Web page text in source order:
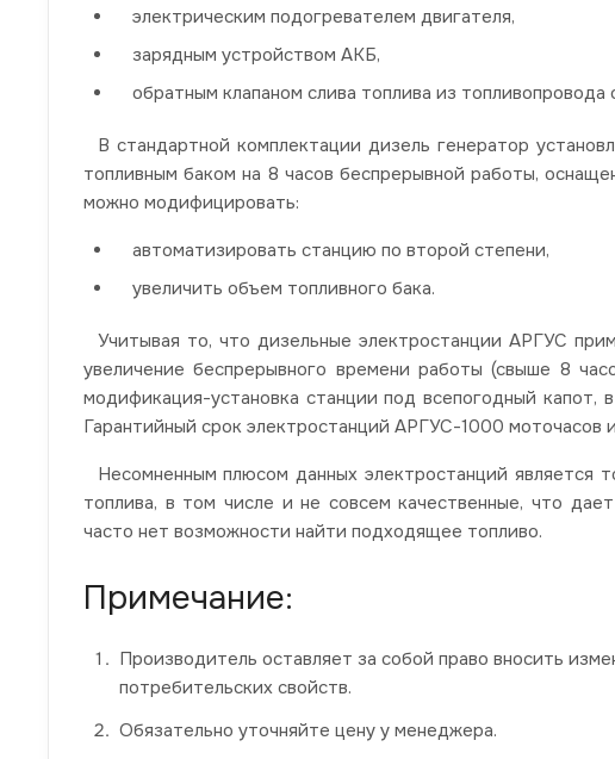
электрическим подогревателем двигателя,
зарядным устройством АКБ,
обратным клапаном слива топлива из
В стандартной комплектации дизель генератор
топливным баком на 8 часов беспрерывной работы,
можно модифицировать:
автоматизировать станцию по второй степени,
увеличить объем топливного бака.
Учитывая то, что дизельные электростанции АРГУС
увеличение беспрерывного времени работы (свыше 8
модификация-установка станции под всепогодный капот,
Гарантийный срок электростанций АРГУС-1000 моточасов
Несомненным плюсом данных электростанций является
топлива, в том числе и не совсем качественные, что
часто нет возможности найти подходящее топливо.
Примечание:
Производитель оставляет за собой право вносить
потребительских свойств.
Обязательно уточняйте цену у менеджера.